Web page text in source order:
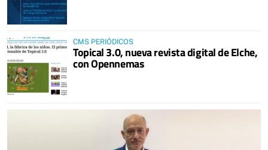
CMS PERIÓDICOS
Topical 3.0, nueva revista digital de Elche,
con Opennemas